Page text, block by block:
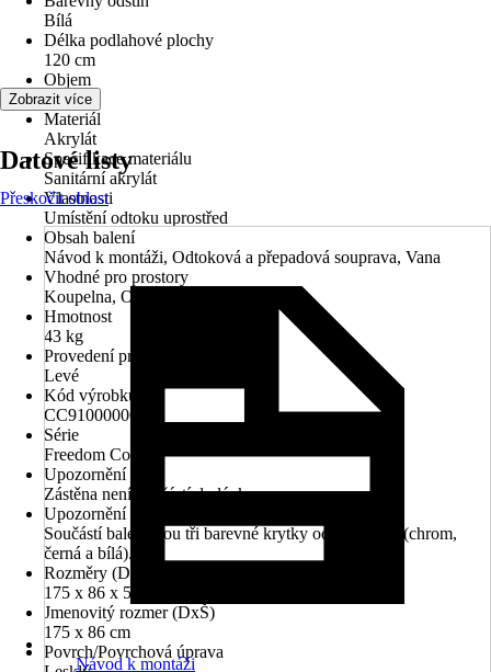
Bílá
Délka podlahové plochy
120 cm
Objem
295 l
Materiál
Akrylát
Specifikace materiálu
Sanitární akrylát
Vlastnosti
Umístění odtoku uprostřed
Obsah balení
Návod k montáži, Odtoková a přepadová souprava, Vana
Vhodné pro prostory
Koupelna, Oblast wellness
Hmotnost
43 kg
Provedení pro rohovou montáž
Levé
Kód výrobku
CC91000000
Série
Freedom Corner
Upozornění
Zástěna není součástí dodávky.
Upozornění
Součástí balení jsou tři barevné krytky odtoku vany (chrom,
černá a bílá).
Rozměry (DxŠxV)
175 x 86 x 58 cm
Jmenovitý rozmer (DxŠ)
175 x 86 cm
Povrch/Povrchová úprava
Zobrazit více
Datové listy
Přeskočit oblast
Návod k montáži